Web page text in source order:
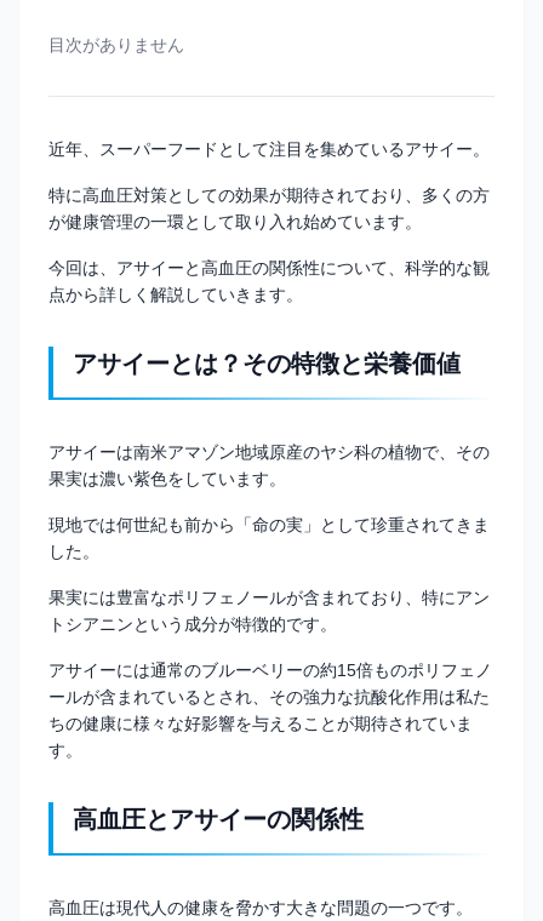
目次がありません
近年、スーパーフードとして注目を集めているアサイー。
特に高血圧対策としての効果が期待されており、多くの方
が健康管理の一環として取り入れ始めています。
今回は、アサイーと高血圧の関係性について、科学的な観
点から詳しく解説していきます。
アサイーとは？その特徴と栄養価値
アサイーは南米アマゾン地域原産のヤシ科の植物で、その
果実は濃い紫色をしています。
現地では何世紀も前から「命の実」として珍重されてきま
した。
果実には豊富なポリフェノールが含まれており、特にアン
トシアニンという成分が特徴的です。
アサイーには通常のブルーベリーの約15倍ものポリフェノ
ールが含まれているとされ、その強力な抗酸化作用は私た
ちの健康に様々な好影響を与えることが期待されていま
す。
高血圧とアサイーの関係性
高血圧は現代人の健康を脅かす大きな問題の一つです。